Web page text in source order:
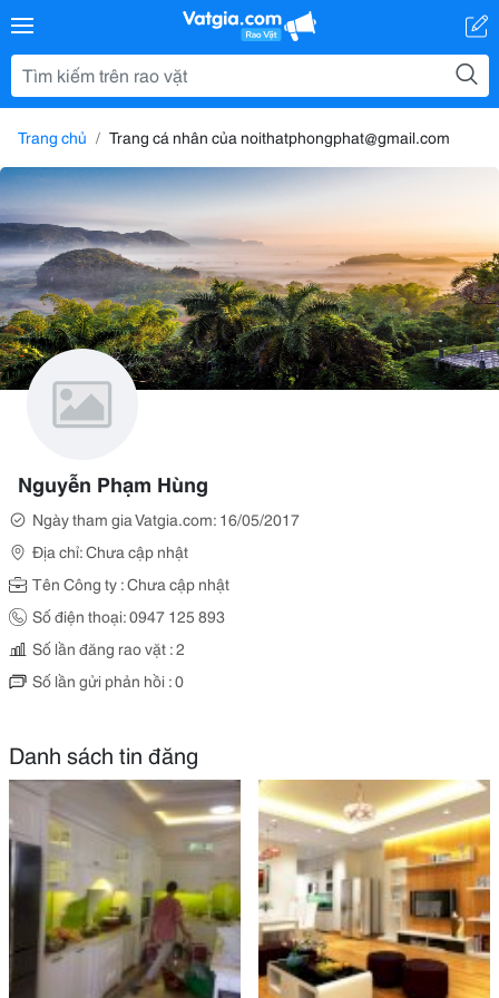
Trang chủ Trang cá nhân của noithatphongphat@gmail.com
Nguyễn Phạm Hùng
Ngày tham gia Vatgia.com: 16/05/2017
Địa chỉ: Chưa cập nhật
Tên Công ty : Chưa cập nhật
Số điện thoại: 0947 125 893
Số lần đăng rao vặt : 2
Số lần gửi phản hồi : 0
Danh sách tin đăng